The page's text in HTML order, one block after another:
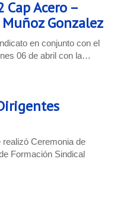
Acero –
Gonzalez
en conjunto con el
06 de abril con la…
Ceremonia de
Formación Sindical